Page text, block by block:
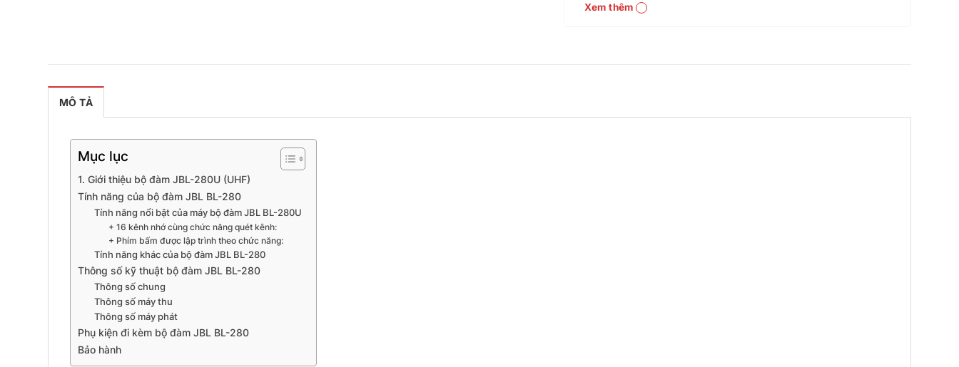
Chất lượng sản phẩm chính hãng CO,CQ
vienthongmienbac.com
Xem thêm
MÔ TẢ
Mục lục
1. Giới thiệu bộ đàm JBL-280U (UHF)
Tính năng của bộ đàm JBL BL-280
Tính năng nổi bật của máy bộ đàm JBL BL-280U
+ 16 kênh nhớ cùng chức năng quét kênh:
+ Phím bấm được lập trình theo chức năng:
Tính năng khác của bộ đàm JBL BL-280
Thông số kỹ thuật bộ đàm JBL BL-280
Thông số chung
Thông số máy thu
Thông số máy phát
Phụ kiện đi kèm bộ đàm JBL BL-280
Bảo hành